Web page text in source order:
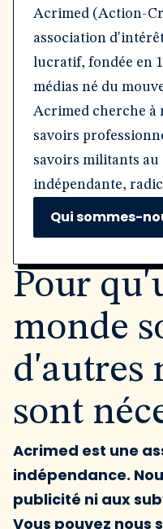
Acrimed (Action-
association
lucratif, fondée en
médias né du
Acrimed cherche à
savoirs
savoirs militants
indépendante,
Qui sommes-
Pour
monde
d'autres
sont
Acrimed est une
indépendance.
publicité ni aux
Vous pouvez nous